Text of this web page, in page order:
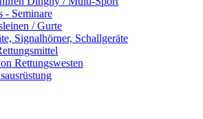
- Seminare
/ Gurte
Signalhörner, Schallgeräte
Rettungswesten